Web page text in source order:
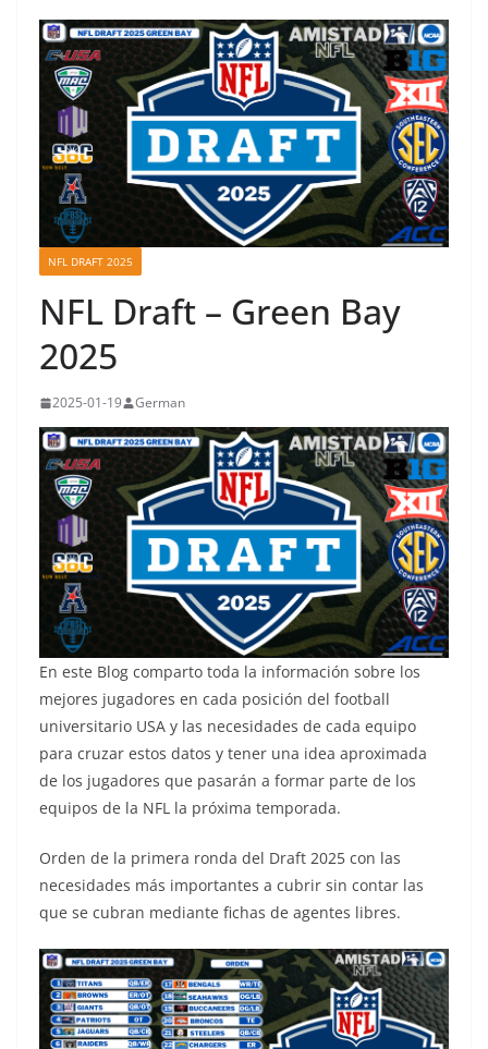
NFL DRAFT 2025
NFL Draft – Green Bay
2025
2025-01-19 German
En este Blog comparto toda la información sobre los
mejores jugadores en cada posición del football
universitario USA y las necesidades de cada equipo
para cruzar estos datos y tener una idea aproximada
de los jugadores que pasarán a formar parte de los
equipos de la NFL la próxima temporada.
Orden de la primera ronda del Draft 2025 con las
necesidades más importantes a cubrir sin contar las
que se cubran mediante fichas de agentes libres.